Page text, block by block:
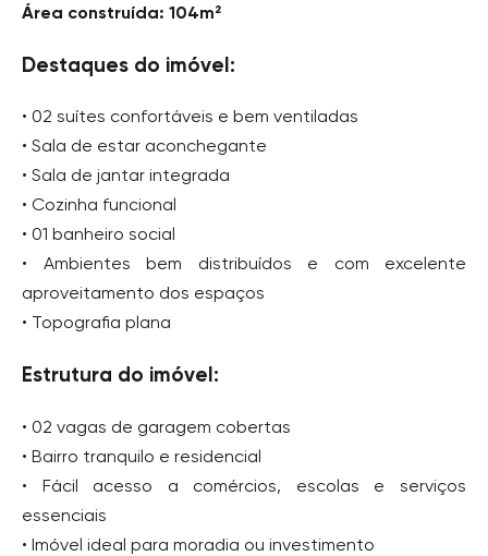
Área construída: 104m²
Destaques do imóvel:
• 02 suítes confortáveis e bem ventiladas
• Sala de estar aconchegante
• Sala de jantar integrada
• Cozinha funcional
• 01 banheiro social
• Ambientes bem distribuídos e com excelente
aproveitamento dos espaços
• Topografia plana
Estrutura do imóvel:
• 02 vagas de garagem cobertas
• Bairro tranquilo e residencial
• Fácil acesso a comércios, escolas e serviços
essenciais
• Imóvel ideal para moradia ou investimento